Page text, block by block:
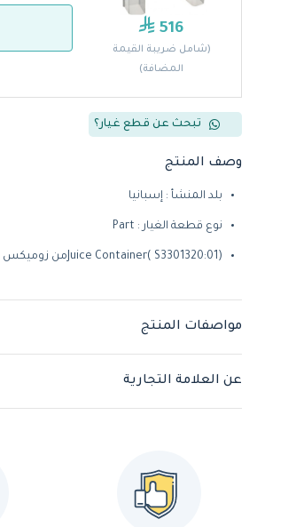
516
(شامل ضريبة القيمة
المضافة)
تبحث عن قطع غيار؟
وصف المنتج
بلد المنشأ : إسبانيا
نوع قطعة الغيار : Part
Juice Container( S3301320:01)من زوميكس
مواصفات المنتج
عن العلامة التجارية